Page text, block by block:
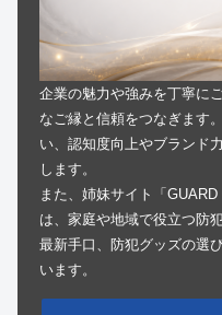
企業の魅力や強みを丁寧に
なご縁と信頼をつなぎます
い、認知度向上やブランド
します。
また、姉妹サイト「
は、家庭や地域で役立つ防
最新手口、防犯グッズの選
います。